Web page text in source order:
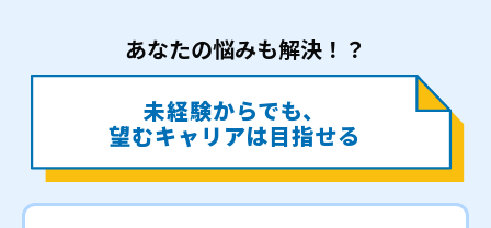
あなたの悩みも解決！？
未経験からでも、
望むキャリアは目指せる